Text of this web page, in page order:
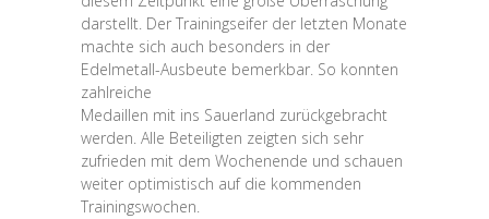
darstellt. Der Trainingseifer der letzten Monate
machte sich auch besonders in der
Edelmetall-Ausbeute bemerkbar. So konnten
zahlreiche
Medaillen mit ins Sauerland zurückgebracht
werden. Alle Beteiligten zeigten sich sehr
zufrieden mit dem Wochenende und schauen
weiter optimistisch auf die kommenden
Trainingswochen.